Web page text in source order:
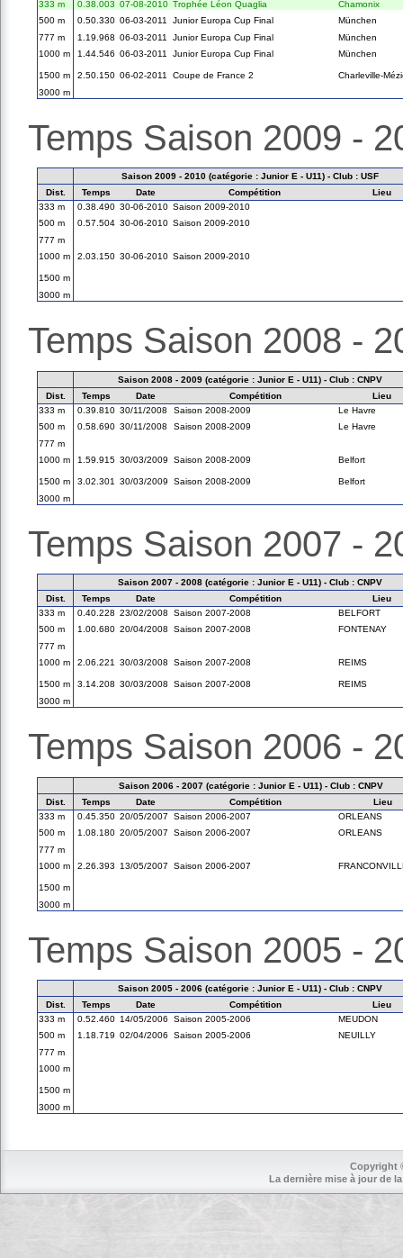
333 m 0.38.003 07-08-2010 Trophée Léon Quaglia
Chamonix
500 m
0.50.330 06-03-2011 Junior Europa Cup Final
München
777 m
1.19.968 06-03-2011 Junior Europa Cup Final
München
1000 m
1.44.546 06-03-2011 Junior Europa Cup Final München
1500 m 2.50.150 06-02-2011 Coupe de France 2
Charleville-
3000 m
Temps Saison 2009 -
Saison 2009 - 2010 (catégorie : Junior E - U11) - Club : USF
Dist.
Temps Date Compétition
Lieu
333 m
0.38.490 30-06-2010 Saison 2009-2010
500 m
0.57.504 30-06-2010 Saison 2009-2010
777 m
1000 m
2.03.150 30-06-2010 Saison 2009-2010
1500 m
3000 m
Temps Saison 2008 -
Saison 2008 - 2009 (catégorie : Junior E - U11) - Club : CNPV
Dist.
Temps Date Compétition
Lieu
333 m
0.39.810 30/11/2008 Saison 2008-2009
Le Havre
500 m
0.58.690 30/11/2008 Saison 2008-2009
Le Havre
777 m
1000 m
1.59.915 30/03/2009 Saison 2008-2009 Belfort
1500 m 3.02.301 30/03/2009 Saison 2008-2009
Belfort
3000 m
Temps Saison 2007 -
Saison 2007 - 2008 (catégorie : Junior E - U11) - Club : CNPV
Dist.
Temps Date Compétition
Lieu
333 m
0.40.228 23/02/2008 Saison 2007-2008
BELFORT
500 m
1.00.680 20/04/2008 Saison 2007-2008
FONTENAY
777 m
1000 m
2.06.221 30/03/2008 Saison 2007-2008 REIMS
1500 m 3.14.208 30/03/2008 Saison 2007-2008
REIMS
3000 m
Temps Saison 2006 -
Saison 2006 - 2007 (catégorie : Junior E - U11) - Club : CNPV
Dist.
Temps Date Compétition
Lieu
333 m
0.45.350 20/05/2007 Saison 2006-2007
ORLEANS
500 m
1.08.180 20/05/2007 Saison 2006-2007
ORLEANS
777 m
1000 m
2.26.393 13/05/2007 Saison 2006-2007
1500 m
3000 m
Temps Saison 2005 -
Saison 2005 - 2006 (catégorie : Junior E - U11) - Club : CNPV
Dist.
Temps Date Compétition
Lieu
333 m
0.52.460 14/05/2006 Saison 2005-2006
MEUDON
500 m
1.18.719 02/04/2006 Saison 2005-2006
NEUILLY
777 m
1000 m
1500 m
3000 m
Copyright
La dernière mise à jour de